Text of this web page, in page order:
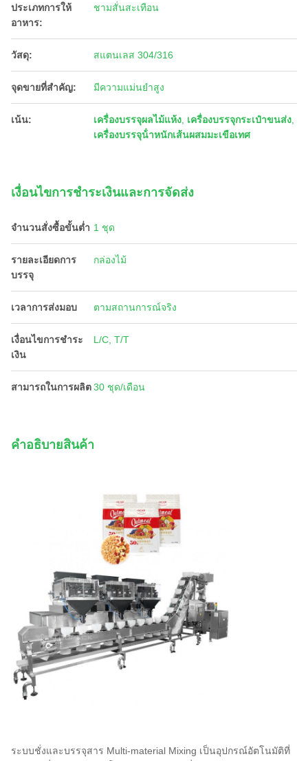
ประเภทการให้
อาหาร:
ชามสั่นสะเทือน
วัสดุ: สแตนเลส 304/316
จุดขายที่สำคัญ: มีความแม่นยำสูง
เน้น: เครื่องบรรจุผลไม้แห้ง เครื่องบรรจุกระเป๋าขนส่ง
เครื่องบรรจุน้ําหนักเส้นผสมมะเขือเทศ
เงื่อนไขการชําระเงินและการจัดส่ง
จำนวนสั่งซื้อขั้นต่ำ 1 ชุด
รายละเอียดการ
บรรจุ
กล่องไม้
เวลาการส่งมอบ ตามสถานการณ์จริง
เงื่อนไขการชำระ
เงิน
L/C, T/T
สามารถในการผลิต30 ชุด/เดือน
คําอธิบายสินค้า
ระบบชั่งและบรรจุสาร Multi-material Mixing เป็นอุปกรณ์อัตโนมัติที่